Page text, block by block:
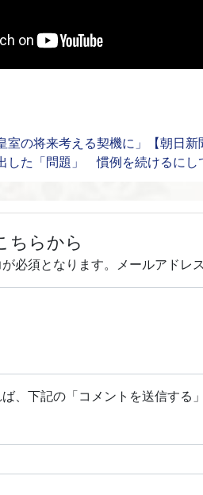
の将来考える契機に」【朝日新
した「問題」 慣例を続けるにし
ちらから
必須となります。メールアドレ
、下記の「コメントを送信する